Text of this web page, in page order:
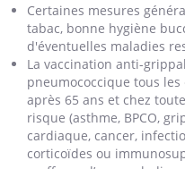
Certaines mesures
tabac, bonne hygiène
d'éventuelles maladies
La vaccination anti-
pneumococcique tous
après 65 ans et chez
risque (asthme, BPCO,
cardiaque, cancer,
corticoïdes ou